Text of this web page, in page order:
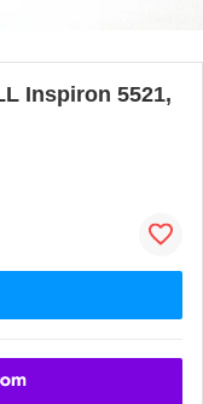
Inspiron 5521,